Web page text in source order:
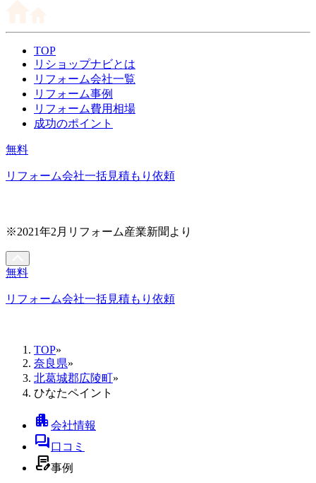
TOP
リショップナビとは
リフォーム会社一覧
リフォーム事例
リフォーム費用相場
成功のポイント
無料
リフォーム会社一括見積もり依頼
※2021年2月リフォーム産業新聞より
無料
リフォーム会社一括見積もり依頼
TOP»
奈良県»
北葛城郡広陵町»
ひなたペイント
apartment会社情報
forum口コミ
contract_edit事例